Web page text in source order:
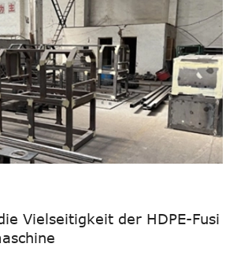
Vielseitigkeit der HDPE-Fusi